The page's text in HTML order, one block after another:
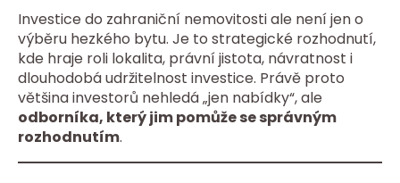
Investice do zahraniční nemovitosti ale není jen o
výběru hezkého bytu. Je to strategické rozhodnutí,
kde hraje roli lokalita, právní jistota, návratnost i
dlouhodobá udržitelnost investice. Právě proto
většina investorů nehledá „jen nabídky“, ale
odborníka, který jim pomůže se správným
rozhodnutím.